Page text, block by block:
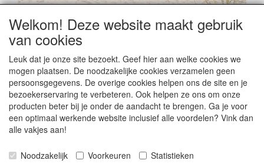
Geachte klant,
Zoals elk jaar zorgt de verlofperiode, naast een hoop
leveringsproblemen.
Sommige fabrikanten sluiten of werken met een
vakantiebezetting.
Bestellingen die vanaf +/- 15 juli geplaatst worden kunnen
hierdoor vertraging oplopen. Wanneer die voorradig is en alle
betalingsmodaliteiten zijn vervuld dan de bestelling verstuurd
worden. Indien deze nog terug moeten binnen komen dan is
Augustus stabiliseert zich dit dan wel en kunnen wij, meestal,
Welkom! Deze website maakt gebruik
van cookies
Leuk dat je onze site bezoekt. Geef hier aan welke cookies we
mogen plaatsen. De noodzakelijke cookies verzamelen geen
persoonsgegevens. De overige cookies helpen ons de site en je
bezoekerservaring te verbeteren. Ook helpen ze ons om onze
producten beter bij je onder de aandacht te brengen. Ga je voor
een optimaal werkende website inclusief alle voordelen? Vink dan
alle vakjes aan!
Noodzakelijk Voorkeuren Statistieken